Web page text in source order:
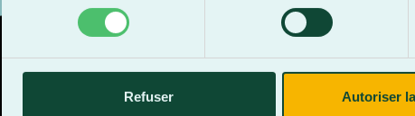
consentement
Refuser Autoriser